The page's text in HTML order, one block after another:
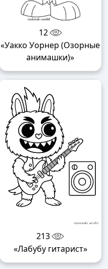
12
«Уакко Уорнер (Озорные
анимашки)»
213
«Лабубу гитарист»